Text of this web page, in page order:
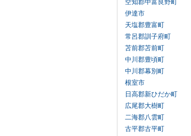
空知郡中富良野町
伊達市
天塩郡豊富町
常呂郡訓子府町
苫前郡苫前町
中川郡豊頃町
中川郡幕別町
根室市
日高郡新ひだか町
広尾郡大樹町
二海郡八雲町
古平郡古平町